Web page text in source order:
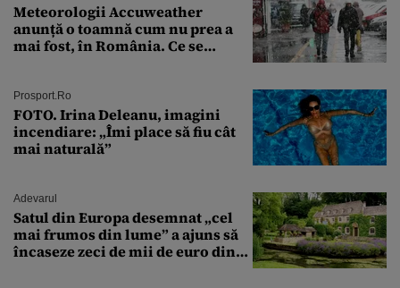
Meteorologii Accuweather
anunță o toamnă cum nu prea a
mai fost, în România. Ce se
București. Pe ce dată ninge
Prosport.ro
FOTO. Irina Deleanu, imagini
incendiare: „Îmi place să fiu cât
mai naturală”
Adevarul
Satul din Europa desemnat „cel
mai frumos din lume” a ajuns să
încaseze zeci de mii de euro din